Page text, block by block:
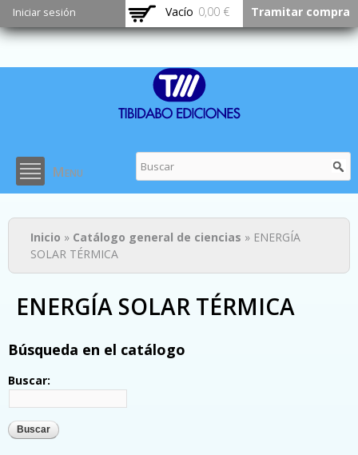
Pasar al
contenido
principal
Iniciar sesión Vacío 0,00 € Tramitar compra
Menu
Usted está aquí
Inicio » Catálogo general de ciencias » ENERGÍA
SOLAR TÉRMICA
ENERGÍA SOLAR TÉRMICA
Búsqueda en el catálogo
Buscar: